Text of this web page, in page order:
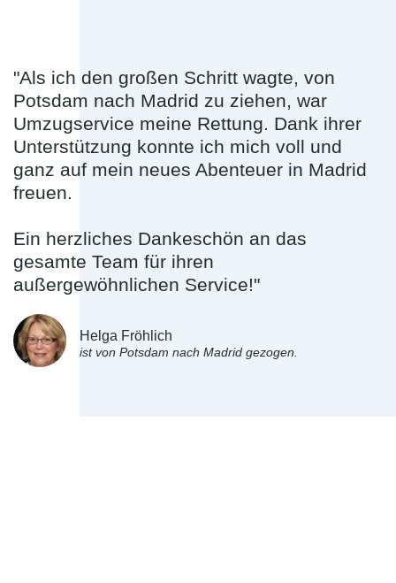
"Als ich den großen Schritt wagte, von
Potsdam nach Madrid zu ziehen, war
Umzugservice meine Rettung. Dank ihrer
Unterstützung konnte ich mich voll und
ganz auf mein neues Abenteuer in Madrid
freuen.
Ein herzliches Dankeschön an das
gesamte Team für ihren
außergewöhnlichen Service!"
Helga Fröhlich
ist von Potsdam nach Madrid gezogen.